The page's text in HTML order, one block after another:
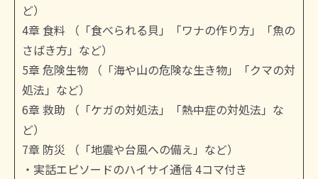
ど）
4章 食料 （「食べられる貝」「ワナの作り方」「魚の
さばき方」など）
5章 危険生物 （「海や山の危険な生き物」「クマの対
処法」など）
6章 救助 （「ケガの対処法」「熱中症の対処法」な
ど）
7章 防災 （「地震や台風への備え」など）
・実話エピソードのハイサイ通信 4コマ付き